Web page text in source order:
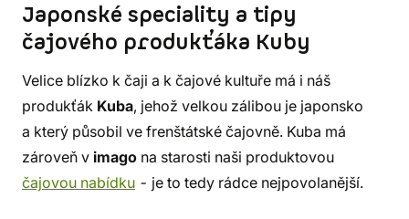
Japonské speciality a tipy
čajového produkťáka Kuby
Velice blízko k čaji a k čajové kultuře má i náš
produkťák Kuba, jehož velkou zálibou je japonsko
a který působil ve frenštátské čajovně. Kuba má
zároveň v imago na starosti naši produktovou
čajovou nabídku - je to tedy rádce nejpovolanější.